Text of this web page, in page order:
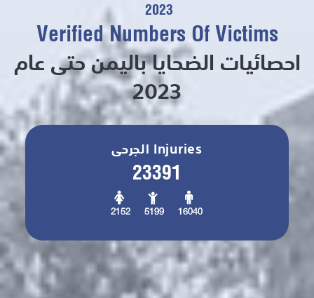
2023
Verified Numbers Of Victims
احصائيات الضحايا باليمن حتى عام
2023
الجرحى Injuries
23391
2152 5199 16040